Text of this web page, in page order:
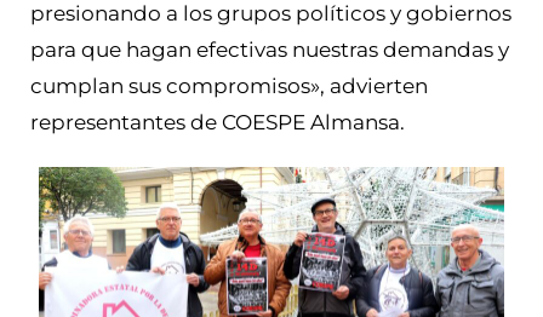
presionando a los grupos políticos y gobiernos
para que hagan efectivas nuestras demandas y
cumplan sus compromisos», advierten
representantes de COESPE Almansa.